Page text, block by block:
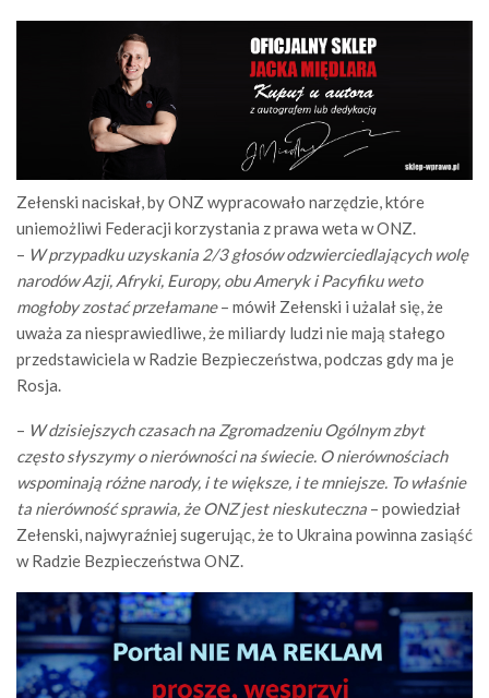
Zełenski naciskał, by ONZ wypracowało narzędzie, które
uniemożliwi Federacji korzystania z prawa weta w ONZ.
– W przypadku uzyskania 2/3 głosów odzwierciedlających wolę
narodów Azji, Afryki, Europy, obu Ameryk i Pacyfiku weto
mogłoby zostać przełamane– mówił Zełenski i użalał się, że
uważa za niesprawiedliwe, że miliardy ludzi nie mają stałego
przedstawiciela w Radzie Bezpieczeństwa, podczas gdy ma je
Rosja.
– W dzisiejszych czasach na Zgromadzeniu Ogólnym zbyt
często słyszymy o nierówności na świecie. O nierównościach
wspominają różne narody, i te większe, i te mniejsze. To właśnie
ta nierówność sprawia, że ONZ jest nieskuteczna – powiedział
Zełenski, najwyraźniej sugerując, że to Ukraina powinna zasiąść
w Radzie Bezpieczeństwa ONZ.